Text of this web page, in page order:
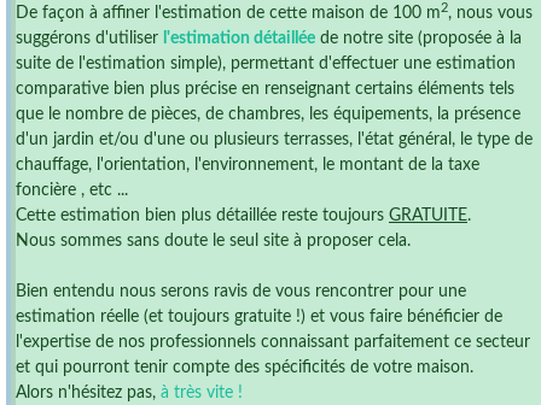
De façon à affiner l'estimation de cette maison de 100 m 2, nous vous
suggérons d'utiliser l'estimation détaillée de notre site (proposée à la
suite de l'estimation simple), permettant d'effectuer une estimation
comparative bien plus précise en renseignant certains éléments tels
que le nombre de pièces, de chambres, les équipements, la présence
d'un jardin et/ou d'une ou plusieurs terrasses, l'état général, le type de
chauffage, l'orientation, l'environnement, le montant de la taxe
foncière , etc ...
Cette estimation bien plus détaillée reste toujours GRATUITE.
Nous sommes sans doute le seul site à proposer cela.
Bien entendu nous serons ravis de vous rencontrer pour une
estimation réelle (et toujours gratuite !) et vous faire bénéficier de
l'expertise de nos professionnels connaissant parfaitement ce secteur
et qui pourront tenir compte des spécificités de votre maison.
Alors n'hésitez pas, à très vite !